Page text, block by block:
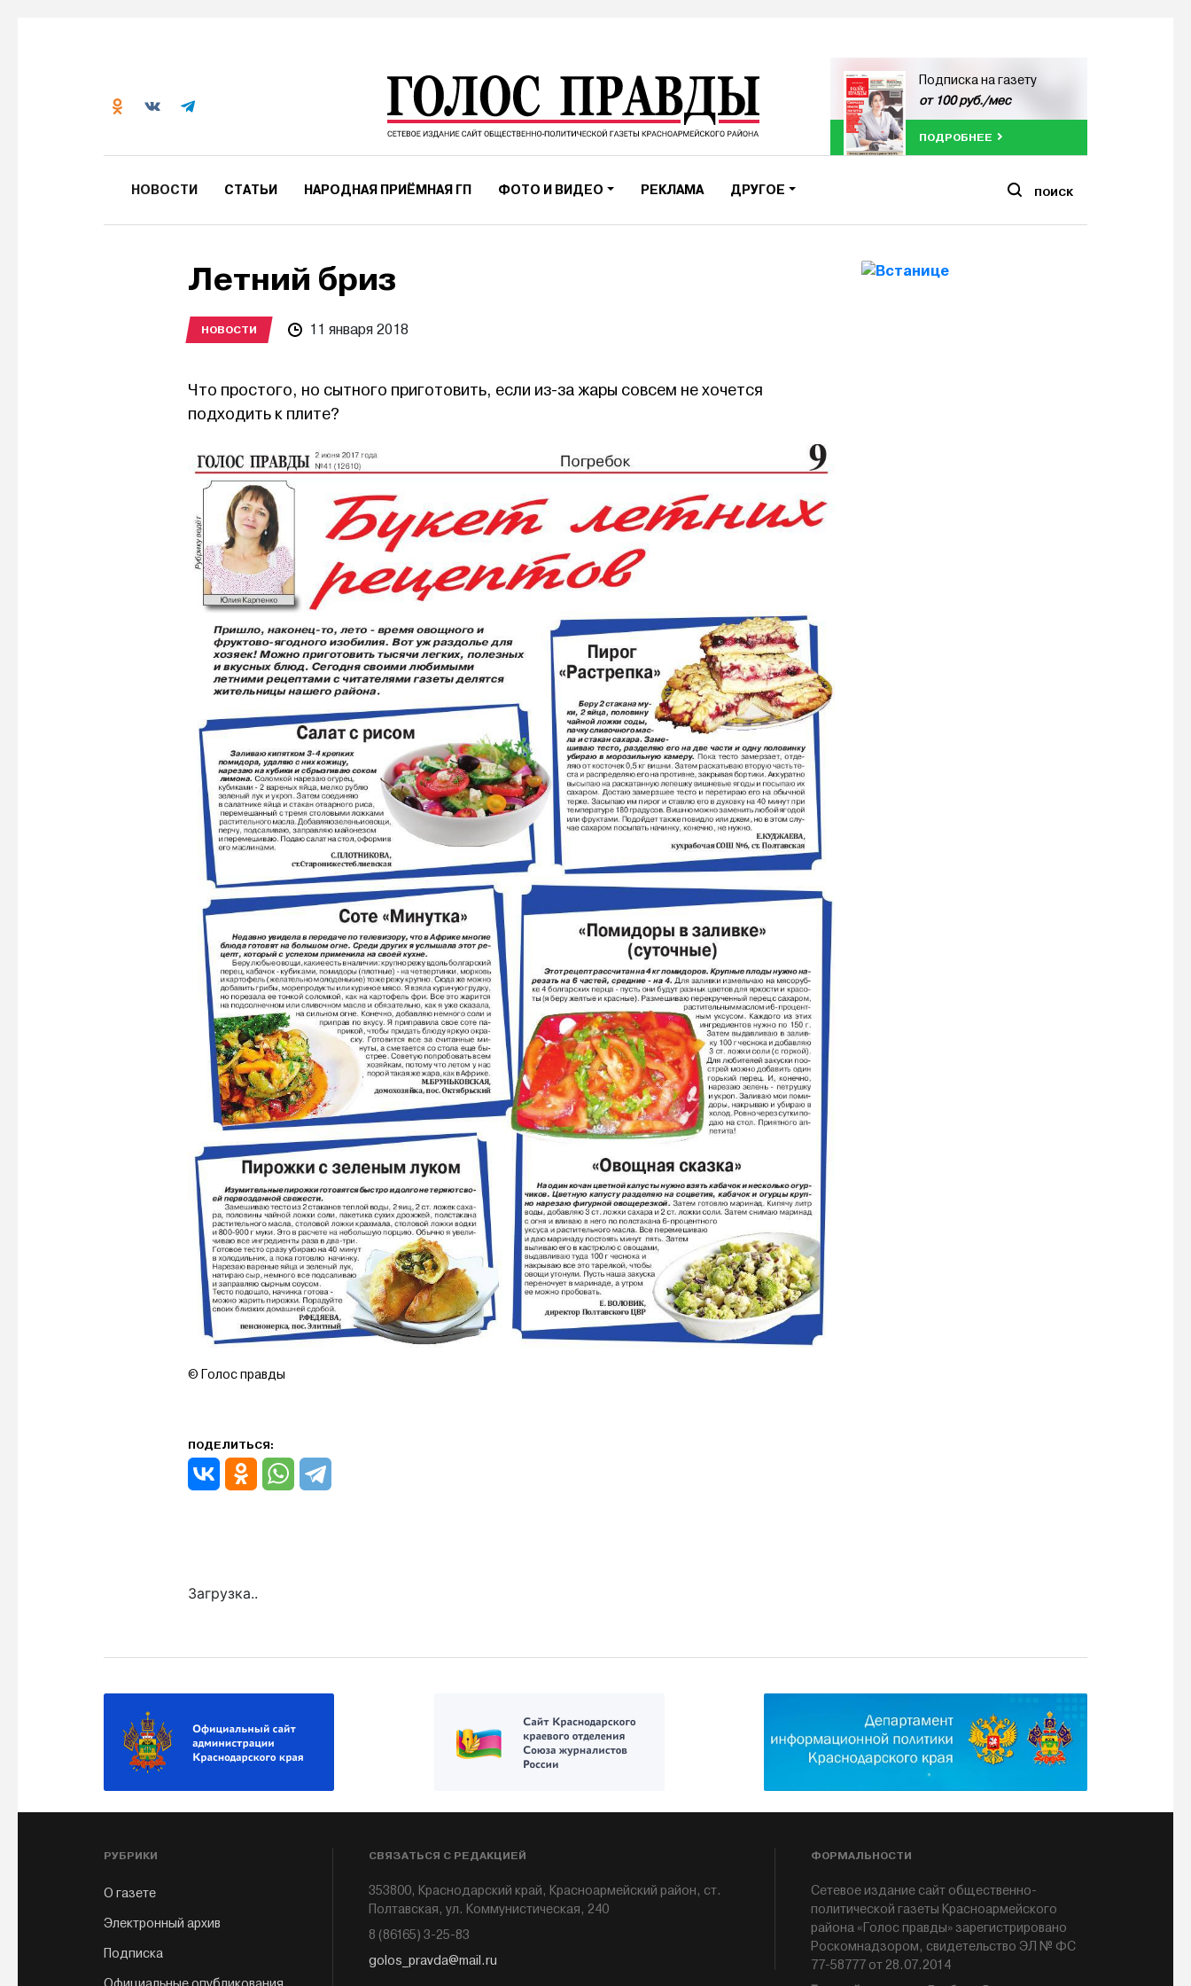
Подписка на газету
от 100 руб./мес
ПОДРОБНЕЕ
НОВОСТИ СТАТЬИ НАРОДНАЯ ПРИЁМНАЯ ГП ФОТО И ВИДЕО РЕКЛАМА ДРУГОЕ ПОИСК
Летний бриз
НОВОСТИ 11 января 2018
Что простого, но сытного приготовить, если из-за жары совсем не хочется
подходить к плите?
© Голос правды
ПОДЕЛИТЬСЯ:
Загрузка..
РУБРИКИ
О газете
Электронный архив
Подписка
СВЯЗАТЬСЯ С РЕДАКЦИЕЙ
353800, Краснодарский край, Красноармейский район, ст.
Полтавская, ул. Коммунистическая, 240
8 (86165) 3-25-83
golos_pravda@mail.ru
ФОРМАЛЬНОСТИ
Сетевое издание сайт общественно-
политической газеты Красноармейского
района «Голос правды» зарегистрировано
Роскомнадзором, свидетельство ЭЛ № ФС
77-58777 от 28.07.2014